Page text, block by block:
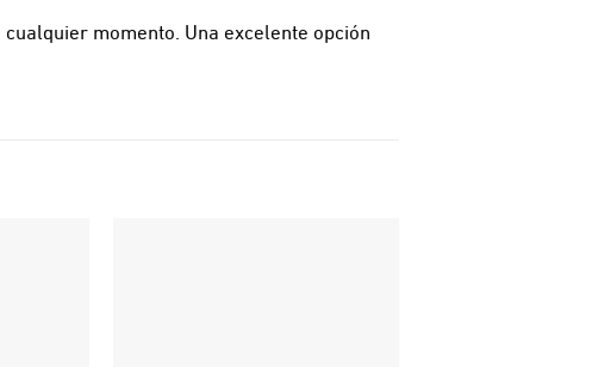
cualquier momento. Una excelente opción